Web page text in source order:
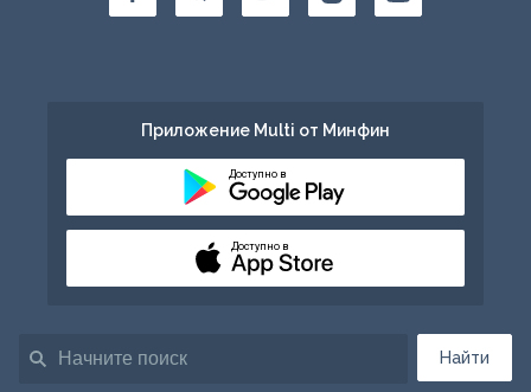
Найти
Приложение Multi от Минфин
Доступно в
Доступно в